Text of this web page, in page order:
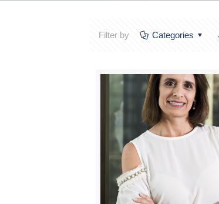
Filter by Categories